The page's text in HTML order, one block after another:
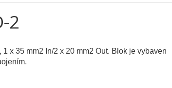
2
x 35 mm2 In/2 x 20 mm2 Out. Blok je vybaven